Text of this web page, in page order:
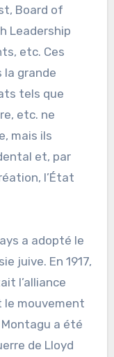
Board of
Leadership
etc. Ces
la grande
tels que
etc. ne
mais ils
et, par
l’État
a adopté le
juive. En 1917,
l’alliance
le mouvement
a été
de Lloyd